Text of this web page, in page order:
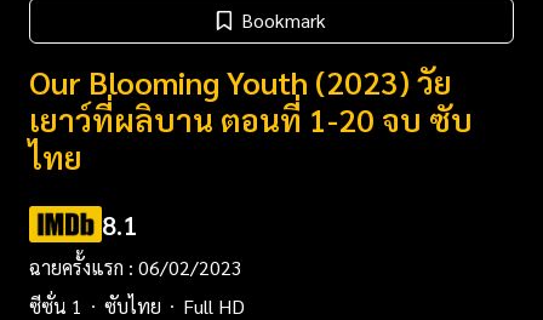
Bookmark
Our Blooming Youth (2023) วัย
เยาว์ที่ผลิบาน ตอนที่ 1-20 จบ ซับ
ไทย
8.1
ฉายครั้งแรก : 06/02/2023
ซีซั่น 1
ซับไทย
Full HD